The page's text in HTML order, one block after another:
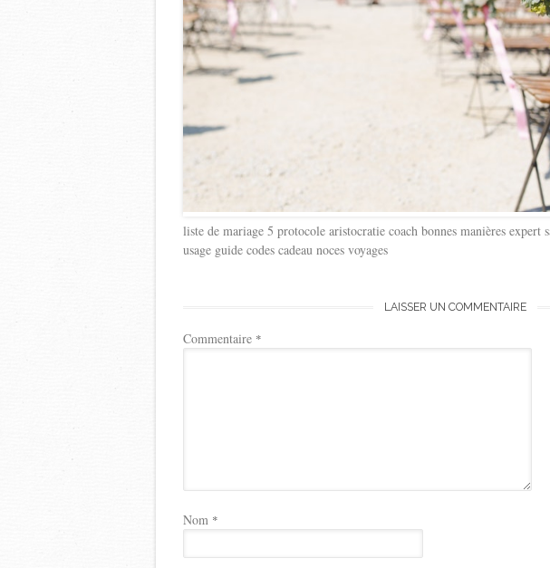
liste de mariage 5 protocole aristocratie coach bonnes manières
usage guide codes cadeau noces voyages
LAISSER UN COMMENTAIRE
Commentaire *
Nom *